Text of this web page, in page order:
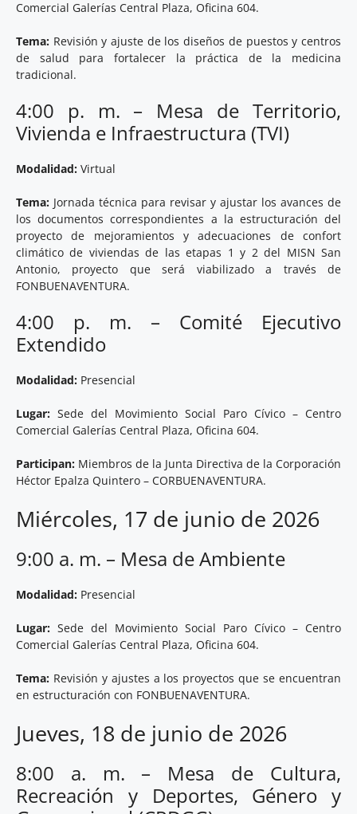
Comercial Galerías Central Plaza, Oficina 604.
Tema: Revisión y ajuste de los diseños de puestos y centros
de salud para fortalecer la práctica de la medicina
tradicional.
4:00 p. m. – Mesa de Territorio,
Vivienda e Infraestructura (TVI)
Modalidad: Virtual
Tema: Jornada técnica para revisar y ajustar los avances de
los documentos correspondientes a la estructuración del
proyecto de mejoramientos y adecuaciones de confort
climático de viviendas de las etapas 1 y 2 del MISN San
Antonio, proyecto que será viabilizado a través de
FONBUENAVENTURA.
4:00 p. m. – Comité Ejecutivo
Extendido
Modalidad: Presencial
Lugar: Sede del Movimiento Social Paro Cívico – Centro
Comercial Galerías Central Plaza, Oficina 604.
Participan: Miembros de la Junta Directiva de la Corporación
Héctor Epalza Quintero – CORBUENAVENTURA.
Miércoles, 17 de junio de 2026
9:00 a. m. – Mesa de Ambiente
Modalidad: Presencial
Lugar: Sede del Movimiento Social Paro Cívico – Centro
Comercial Galerías Central Plaza, Oficina 604.
Tema: Revisión y ajustes a los proyectos que se encuentran
en estructuración con FONBUENAVENTURA.
Jueves, 18 de junio de 2026
8:00 a. m. – Mesa de Cultura,
Recreación y Deportes, Género y